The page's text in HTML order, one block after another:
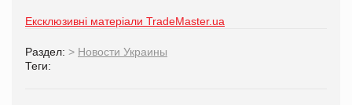
Ексклюзивні матеріали TradeMaster.ua
Раздел: > Новости Украины
Теги: